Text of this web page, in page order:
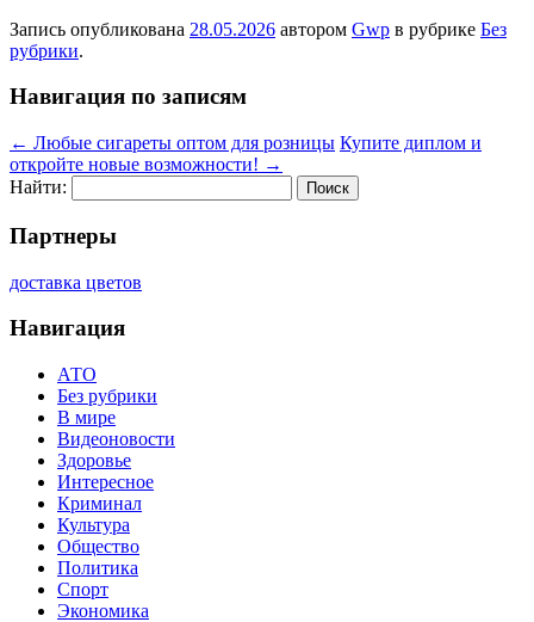
Запись опубликована 28.05.2026 автором Gwp в рубрике Без
рубрики.
Навигация по записям
← Любые сигареты оптом для розницы Купите диплом и
откройте новые возможности! →
Найти:
Партнеры
доставка цветов
Навигация
АТО
Без рубрики
В мире
Видеоновости
Здоровье
Интересное
Криминал
Культура
Общество
Политика
Спорт
Экономика